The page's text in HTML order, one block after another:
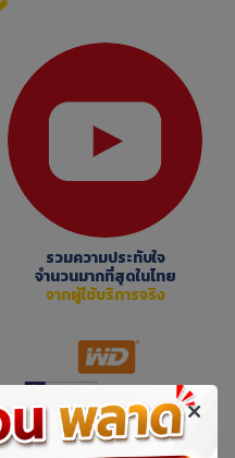
รวมความประทับใจ
จำนวนมากที่สุดในไทย
จากผู้ใช้บริการจริง